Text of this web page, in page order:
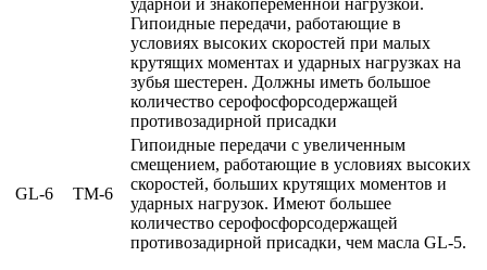
ударной и знакопеременной нагрузкой.
Гипоидные передачи, работающие в
условиях высоких скоростей при малых
крутящих моментах и ударных нагрузках на
зубья шестерен. Должны иметь большое
количество серофосфорсодержащей
противозадирной присадки
GL-6 TM-6
Гипоидные передачи с увеличенным
смещением, работающие в условиях высоких
скоростей, больших крутящих моментов и
ударных нагрузок. Имеют большее
количество серофосфорсодержащей
противозадирной присадки, чем масла GL-5.